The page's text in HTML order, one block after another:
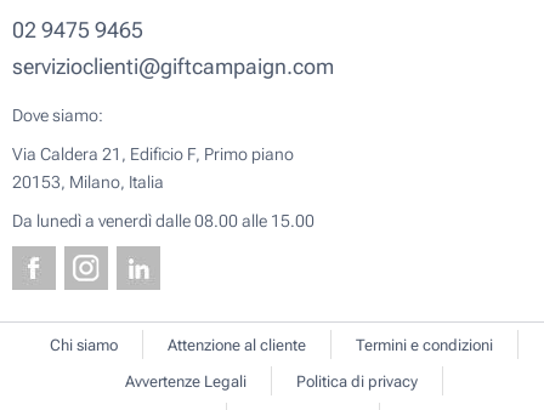
02 9475 9465
servizioclienti@giftcampaign.com
Dove siamo:
Via Caldera 21, Edificio F, Primo piano
20153, Milano, Italia
Da lunedì a venerdì dalle 08.00 alle 15.00
Chi siamo Attenzione al cliente
Termini e condizioni
Avvertenze Legali
Politica di privacy